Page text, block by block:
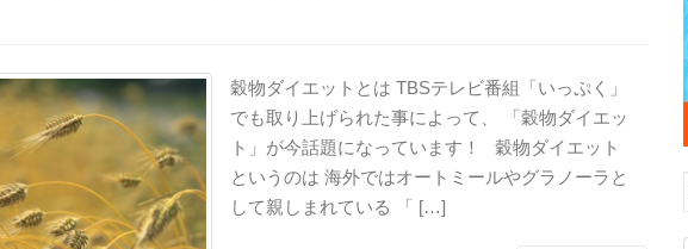
穀物ダイエットとは TBSテレビ番組「いっぷく」
でも取り上げられた事によって、 「穀物ダイエッ
ト」が今話題になっています！ 穀物ダイエット
というのは 海外ではオートミールやグラノーラと
して親しまれている 「 […]